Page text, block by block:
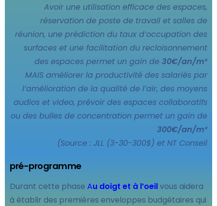
Avoir une utilisation efficace des espaces,
réservation de poste de travail et salles de
réunion, une prédiction du taux d’occupation des
surfaces et une facilitation du recloisonnement
des espaces permet un gain de 30€/an/m²
MAIS améliorer la productivité des salariés par
l’amélioration de la qualité de l’air, des moyens
audios et video, prévoir des espaces collaboratifs
ou des bulles de concentration permet un gain de
300€/an/m²
(Source : JLL (3-30-300$) et NT Conseil
pré-programme
Durant cette phase Au doigt et à l’oeilvous aidera
à établir des premières enveloppes budgétaires qui